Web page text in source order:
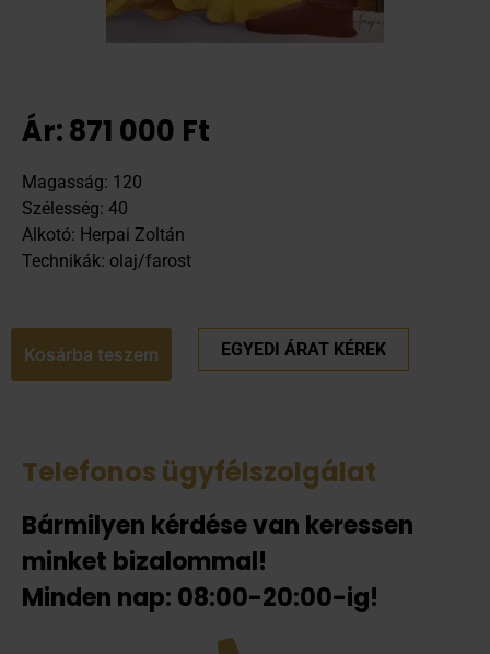
Ár:871 000 Ft
Magasság: 120
Szélesség: 40
Alkotó: Herpai Zoltán
Technikák: olaj/farost
Kosárba teszem EGYEDI ÁRAT KÉREK
Telefonos ügyfélszolgálat
Bármilyen kérdése van keressen
minket bizalommal!
Minden nap: 08:00-20:00-ig!